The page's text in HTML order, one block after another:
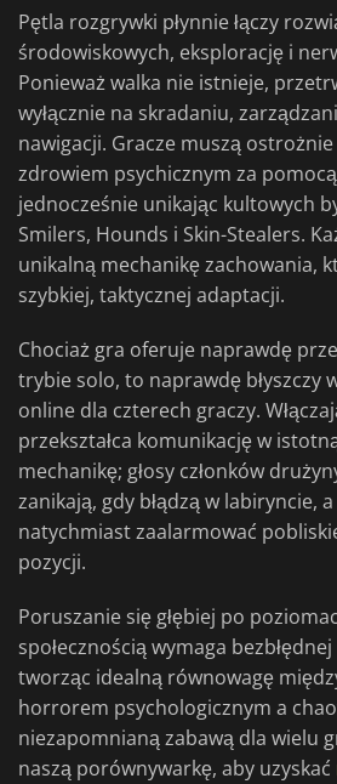
Pętla rozgrywki płynnie łączy
środowiskowych, eksplorację i
Ponieważ walka nie istnieje,
wyłącznie na skradaniu,
nawigacji. Gracze muszą
zdrowiem psychicznym za
jednocześnie unikając kultowych
Smilers, Hounds i Skin-Stealers.
unikalną mechanikę zachowania,
szybkiej, taktycznej adaptacji.
Chociaż gra oferuje naprawdę
trybie solo, to naprawdę błyszczy
online dla czterech graczy.
przekształca komunikację w
mechanikę; głosy członków
zanikają, gdy błądzą w labiryncie,
natychmiast zaalarmować
pozycji.
Poruszanie się głębiej po
społecznością wymaga
tworząc idealną równowagę
horrorem psychologicznym a
niezapomnianą zabawą dla wielu
naszą porównywarkę, aby uzyskać